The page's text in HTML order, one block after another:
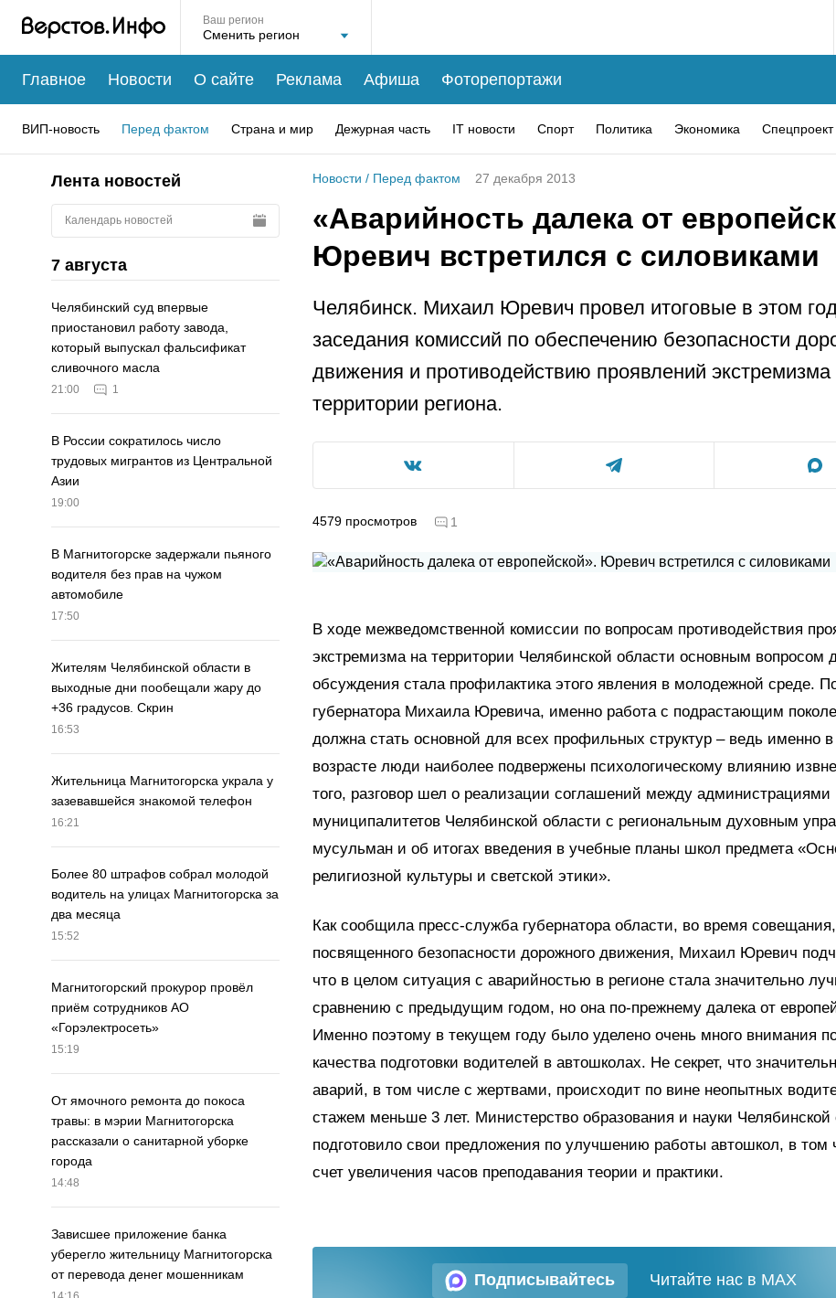
Ваш регион
Главное Новости О сайте Реклама Афиша Фоторепортажи
ВИП-новость Перед фактом Страна и мир Дежурная часть IT новости Спорт Политика Экономика Спецпроект
Лента новостей
Календарь новостей
7 августа
Челябинский суд впервые
приостановил работу завода,
который выпускал фальсификат
сливочного масла
21:00 1
В России сократилось число
трудовых мигрантов из Центральной
Азии
19:00
В Магнитогорске задержали пьяного
водителя без прав на чужом
автомобиле
17:50
Жителям Челябинской области в
выходные дни пообещали жару до
+36 градусов. Скрин
16:53
Жительница Магнитогорска украла у
зазевавшейся знакомой телефон
16:21
Более 80 штрафов собрал молодой
водитель на улицах Магнитогорска за
два месяца
15:52
Магнитогорский прокурор провёл
приём сотрудников АО
«Горэлектросеть»
15:19
От ямочного ремонта до покоса
травы: в мэрии Магнитогорска
рассказали о санитарной уборке
города
14:48
Зависшее приложение банка
уберегло жительницу Магнитогорска
от перевода денег мошенникам
Новости / Перед фактом 27 декабря 2013
«Аварийность далека от
Юревич встретился с силовиками
Челябинск. Михаил Юревич провел итоговые в этом
заседания комиссий по обеспечению безопасности
движения и противодействию проявлений экстремизма
территории региона.
4579 просмотров 1
В ходе межведомственной комиссии по вопросам противодействия
экстремизма на территории Челябинской области основным вопросом
обсуждения стала профилактика этого явления в молодежной среде.
губернатора Михаила Юревича, именно работа с подрастающим
должна стать основной для всех профильных структур – ведь именно
возрасте люди наиболее подвержены психологическому влиянию
того, разговор шел о реализации соглашений между администрациями
муниципалитетов Челябинской области с региональным духовным
мусульман и об итогах введения в учебные планы школ предмета
религиозной культуры и светской этики».
Как сообщила пресс-служба губернатора области, во время совещания,
посвященного безопасности дорожного движения, Михаил Юревич
что в целом ситуация с аварийностью в регионе стала значительно
сравнению с предыдущим годом, но она по-прежнему далека от
Именно поэтому в текущем году было уделено очень много внимания
качества подготовки водителей в автошколах. Не секрет, что
аварий, в том числе с жертвами, происходит по вине неопытных
стажем меньше 3 лет. Министерство образования и науки Челябинской
подготовило свои предложения по улучшению работы автошкол, в том
счет увеличения часов преподавания теории и практики.
Подписывайтесь Читайте нас в MAX